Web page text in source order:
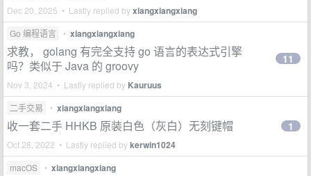
Dec 20, 2025 • Lastly replied byxiangxiangxiang
Go 编程语言 • xiangxiangxiang
求教， golang 有完全支持 go 语言的表达式引擎
吗？类似于 Java 的 groovy
Nov 3, 2024 • Lastly replied by Kauruus
11
二手交易 • xiangxiangxiang
收一套二手 HHKB 原装白色（灰白）无刻键帽
Oct 28, 2022 • Lastly replied bykerwin1024
1
macOS • xiangxiangxiang